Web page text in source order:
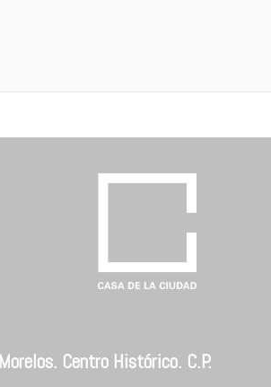
Centro Histórico. C.P.